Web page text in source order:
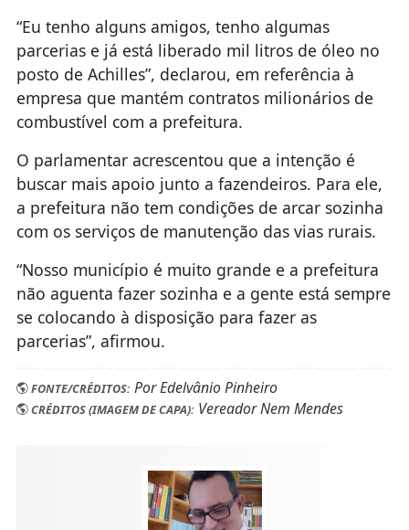
“Eu tenho alguns amigos, tenho algumas
parcerias e já está liberado mil litros de óleo no
posto de Achilles”, declarou, em referência à
empresa que mantém contratos milionários de
combustível com a prefeitura.
O parlamentar acrescentou que a intenção é
buscar mais apoio junto a fazendeiros. Para ele,
a prefeitura não tem condições de arcar sozinha
com os serviços de manutenção das vias rurais.
“Nosso município é muito grande e a prefeitura
não aguenta fazer sozinha e a gente está sempre
se colocando à disposição para fazer as
parcerias”, afirmou.
FONTE/CRÉDITOS:Por Edelvânio Pinheiro
CRÉDITOS (IMAGEM DE CAPA):Vereador Nem Mendes